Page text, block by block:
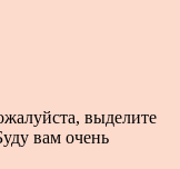
выделите
вам очень